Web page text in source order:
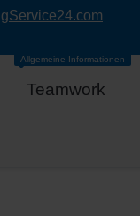
Teamwork
Allgemeine Informationen